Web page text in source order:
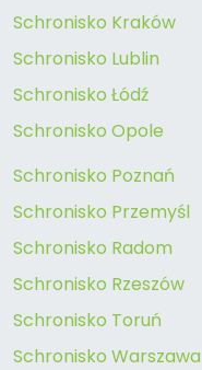
Schronisko Kraków
Schronisko Lublin
Schronisko Łódź
Schronisko Opole
Schronisko Poznań
Schronisko Przemyśl
Schronisko Radom
Schronisko Rzeszów
Schronisko Toruń
Schronisko Warszawa